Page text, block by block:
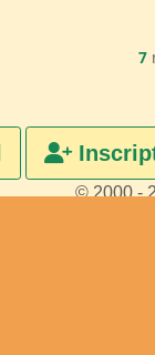
7
© 2000 -